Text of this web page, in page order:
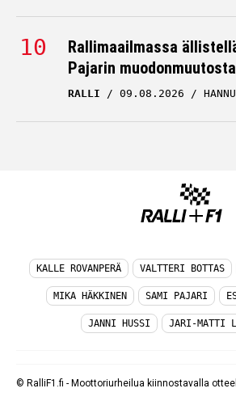
Rallimaailmassa
Pajarin muodonmuutosta
RALLI 09.08.2026
KALLE ROVANPERÄ VALTTERI BOTTAS
MIKA HÄKKINEN SAMI PAJARI
JANNI HUSSI JARI-MATTI
© RalliF1.fi - Moottoriurheilua kiinnostavalla